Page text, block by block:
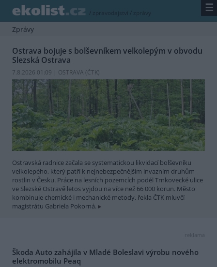
/ zpravodajství / zprávy ☰
Zprávy
Ostrava bojuje s bolševníkem velkolepým v obvodu
Slezská Ostrava
7.8.2026 01:09 | OSTRAVA (ČTK)
Ostravská radnice začala se systematickou likvidací bolševníku
velkolepého, který patří k nejnebezpečnějším invazním druhům
rostlin v Česku. Práce na lesních pozemcích podél Trnkovecké ulice
ve Slezské Ostravě letos vyjdou na více než 66 000 korun. Město
kombinuje chemické i mechanické metody, řekla ČTK mluvčí
magistrátu Gabriela Pokorná.
reklama
Škoda Auto zahájila v Mladé Boleslavi výrobu nového
elektromobilu Peaq